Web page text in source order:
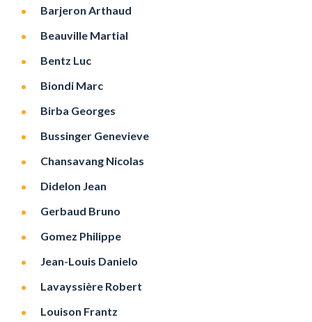
Barjeron Arthaud
Beauville Martial
Bentz Luc
Biondi Marc
Birba Georges
Bussinger Genevieve
Chansavang Nicolas
Didelon Jean
Gerbaud Bruno
Gomez Philippe
Jean-Louis Danielo
Lavayssière Robert
Louison Frantz